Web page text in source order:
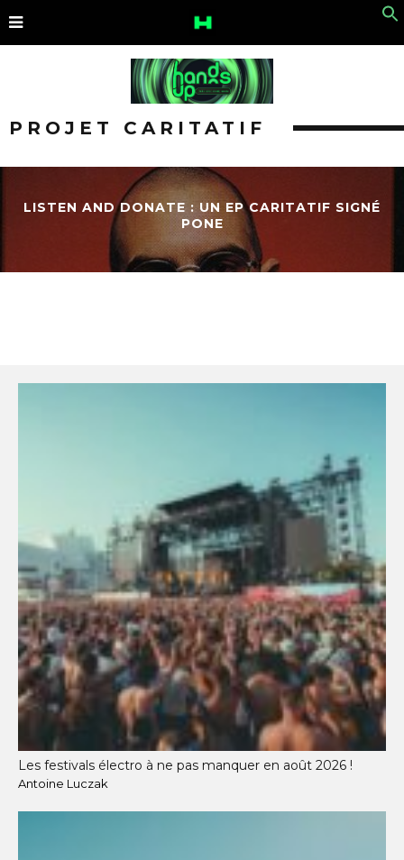
PROJET CARITATIF
LISTEN AND DONATE : UN EP CARITATIF SIGNÉ
PONE
Les festivals électro à ne pas manquer en août 2026 !
Antoine Luczak